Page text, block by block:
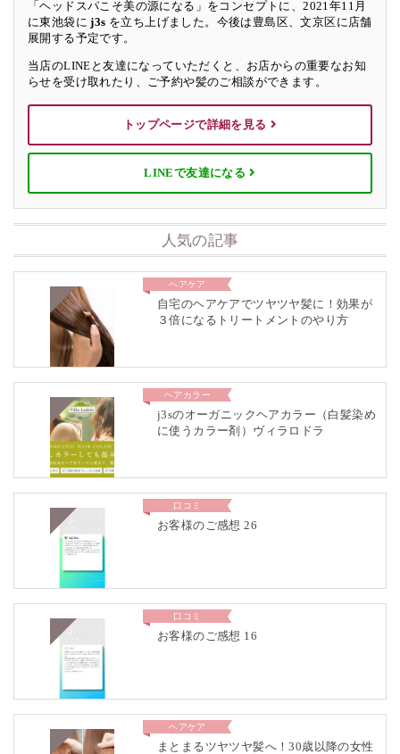
「ヘッドスパこそ美の源になる」をコンセプトに、2021年11月
に東池袋にj3s を立ち上げました。今後は豊島区、文京区に店舗
展開する予定です。
当店のLINEと友達になっていただくと、お店からの重要なお知
らせを受け取れたり、ご予約や髪のご相談ができます。
トップページで詳細を見る
LINEで友達になる
人気の記事
ヘアケア
自宅のヘアケアでツヤツヤ髪に！効果が
３倍になるトリートメントのやり方
ヘアカラー
j3sのオーガニックヘアカラー（白髪染め
に使うカラー剤）ヴィラロドラ
口コミ
お客様のご感想 26
口コミ
お客様のご感想 16
ヘアケア
まとまるツヤツヤ髪へ！30歳以降の女性